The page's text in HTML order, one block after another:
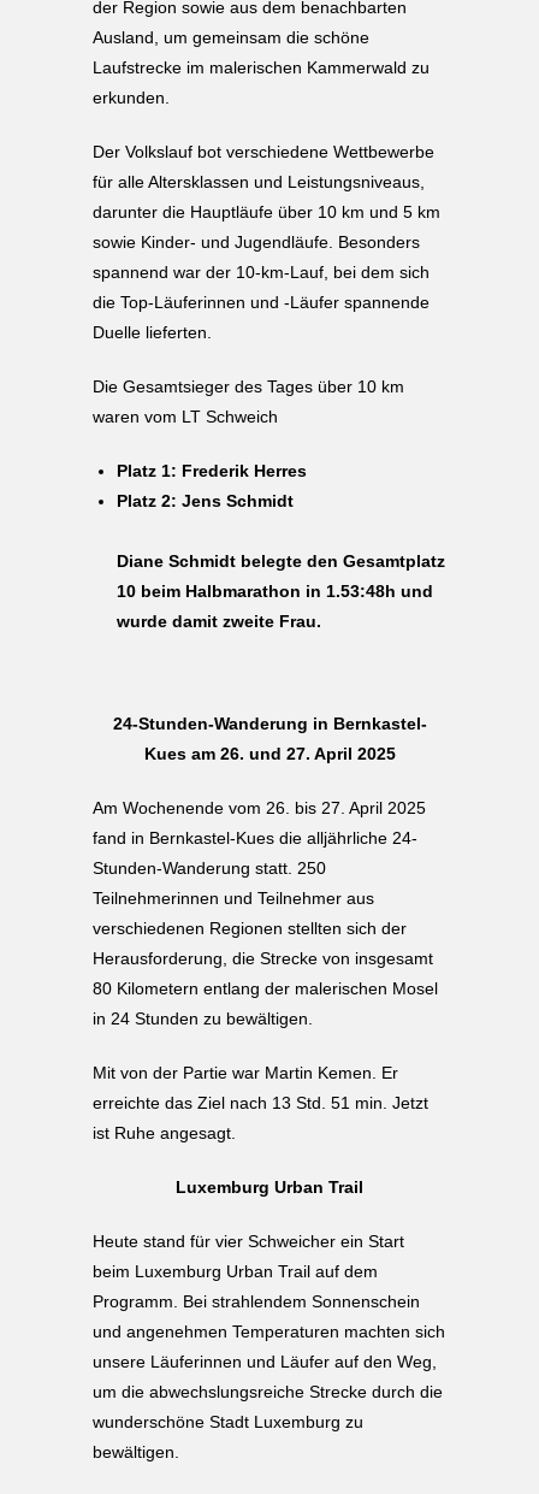
der Region sowie aus dem benachbarten
Ausland, um gemeinsam die schöne
Laufstrecke im malerischen Kammerwald zu
erkunden.
Der Volkslauf bot verschiedene Wettbewerbe
für alle Altersklassen und Leistungsniveaus,
darunter die Hauptläufe über 10 km und 5 km
sowie Kinder- und Jugendläufe. Besonders
spannend war der 10-km-Lauf, bei dem sich
die Top-Läuferinnen und -Läufer spannende
Duelle lieferten.
Die Gesamtsieger des Tages über 10 km
waren vom LT Schweich
Platz 1: Frederik Herres
Platz 2: Jens Schmidt
Diane Schmidt belegte den Gesamtplatz
10 beim Halbmarathon in 1.53:48h und
wurde damit zweite Frau.
24-Stunden-Wanderung in Bernkastel-
Kues am 26. und 27. April 2025
Am Wochenende vom 26. bis 27. April 2025
fand in Bernkastel-Kues die alljährliche 24-
Stunden-Wanderung statt. 250
Teilnehmerinnen und Teilnehmer aus
verschiedenen Regionen stellten sich der
Herausforderung, die Strecke von insgesamt
80 Kilometern entlang der malerischen Mosel
in 24 Stunden zu bewältigen.
Mit von der Partie war Martin Kemen. Er
erreichte das Ziel nach 13 Std. 51 min. Jetzt
ist Ruhe angesagt.
Luxemburg Urban Trail
Heute stand für vier Schweicher ein Start
beim Luxemburg Urban Trail auf dem
Programm. Bei strahlendem Sonnenschein
und angenehmen Temperaturen machten sich
unsere Läuferinnen und Läufer auf den Weg,
um die abwechslungsreiche Strecke durch die
wunderschöne Stadt Luxemburg zu
bewältigen.